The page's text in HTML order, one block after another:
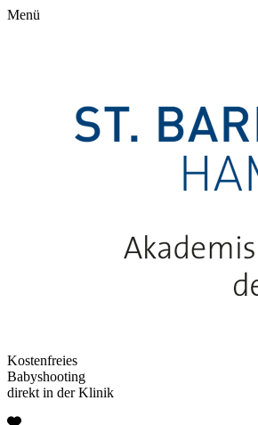
Menü
Kostenfreies
Babyshooting
direkt in der Klinik